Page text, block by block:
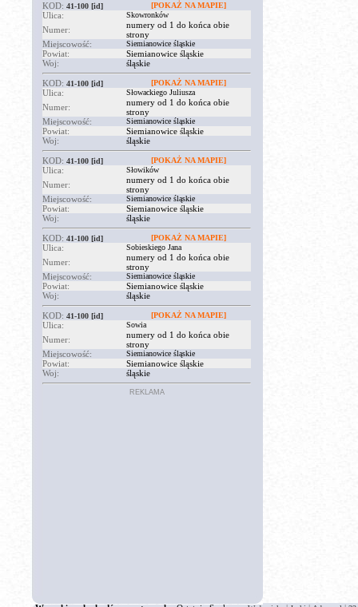
KOD: 41-100 [id] [POKAŻ NA MAPIE]
Ulica: Skowronków
Numer:
numery od 1 do końca obie
strony
Miejscowość:
Siemianowice śląskie
Powiat:
Siemianowice śląskie
Woj:
śląskie
KOD: 41-100 [id] [POKAŻ NA MAPIE]
Ulica: Słowackiego Juliusza
Numer:
numery od 1 do końca obie
strony
Miejscowość:
Siemianowice śląskie
Powiat:
Siemianowice śląskie
Woj:
śląskie
KOD: 41-100 [id] [POKAŻ NA MAPIE]
Ulica: Słowików
Numer:
numery od 1 do końca obie
strony
Miejscowość:
Siemianowice śląskie
Powiat:
Siemianowice śląskie
Woj:
śląskie
KOD: 41-100 [id] [POKAŻ NA MAPIE]
Ulica: Sobieskiego Jana
Numer:
numery od 1 do końca obie
strony
Miejscowość:
Siemianowice śląskie
Powiat:
Siemianowice śląskie
Woj:
śląskie
KOD: 41-100 [id] [POKAŻ NA MAPIE]
Ulica: Sowia
Numer:
numery od 1 do końca obie
strony
Miejscowość:
Siemianowice śląskie
Powiat:
Siemianowice śląskie
Woj:
śląskie
REKLAMA